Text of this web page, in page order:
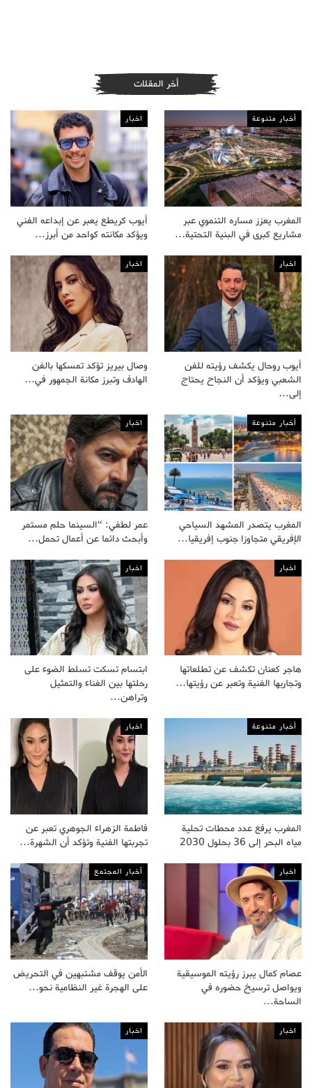
أخر المقلات
أخبار متنوعة
المغرب يعزز مساره التنموي عبر
مشاريع كبرى في البنية التحتية…
اخبار
أيوب كريطع يعبر عن إبداعه الفني
ويؤكد مكانته كواحد من أبرز…
اخبار
أيوب روحال يكشف رؤيته للفن
الشعبي ويؤكد أن النجاح يحتاج
إلى…
اخبار
وصال بيريز تؤكد تمسكها بالفن
الهادف وتبرز مكانة الجمهور في…
أخبار متنوعة
المغرب يتصدر المشهد السياحي
الإفريقي متجاوزا جنوب إفريقيا…
اخبار
عمر لطفي: “السينما حلم مستمر
وأبحث دائما عن أعمال تحمل…
اخبار
هاجر كعنان تكشف عن تطلعاتها
وتجاربها الفنية وتعبر عن رؤيتها…
اخبار
ابتسام تسكت تسلط الضوء على
رحلتها بين الغناء والتمثيل
وتراهن…
أخبار متنوعة
المغرب يرفع عدد محطات تحلية
مياه البحر إلى 36 بحلول 2030
اخبار
فاطمة الزهراء الجوهري تعبر عن
تجربتها الفنية وتؤكد أن الشهرة…
اخبار
عصام كمال يبرز رؤيته الموسيقية
ويواصل ترسيخ حضوره في
الساحة…
أخبار المجتمع
الأمن يوقف مشتبهين في التحريض
على الهجرة غير النظامية نحو…
اخبار اخبار